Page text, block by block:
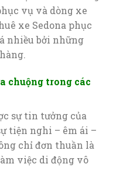
vụ và dòng xe
xe Sedona phục
nhiều bởi những
chuộng trong các
sự tin tưởng của
tiện nghi – êm ái –
chỉ đơn thuần là
việc di động vô